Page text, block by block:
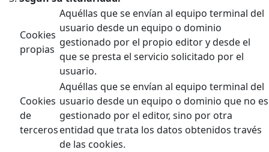
Cookies
propias
Aquéllas que se envían al equipo terminal del
usuario desde un equipo o dominio
gestionado por el propio editor y desde el
que se presta el servicio solicitado por el
usuario.
Cookies
de
terceros
Aquéllas que se envían al equipo terminal del
usuario desde un equipo o dominio que no es
gestionado por el editor, sino por otra
entidad que trata los datos obtenidos través
de las cookies.